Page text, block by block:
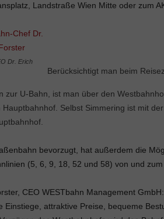
Landstraße Wien Mitte oder zum
Dr. Erich
Berücksichtigt man beim
zur U-Bahn, ist man über den
Hauptbahnhof. Selbst Simmering ist mit
bevorzugt, hat außerdem die
(5, 6, 9, 18, 52 und 58) von und
CEO WESTbahn Management
Einstiege, attraktive Preise, bequeme